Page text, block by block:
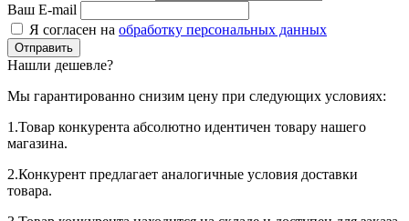
Ваш E-mail
Я согласен на обработку персональных данных
Нашли дешевле?
Мы гарантированно снизим цену при следующих условиях:
1.Товар конкурента абсолютно идентичен товару нашего
магазина.
2.Конкурент предлагает аналогичные условия доставки
товара.